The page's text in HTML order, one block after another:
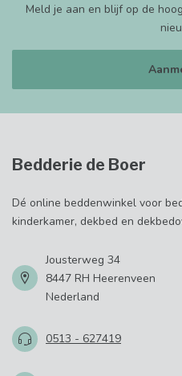
Meld je aan en blijf op de
Bedderie de Boer
Dé online beddenwinkel voor
kinderkamer, dekbed en
Jousterweg 34
8447 RH Heerenveen
Nederland
0513 - 627419